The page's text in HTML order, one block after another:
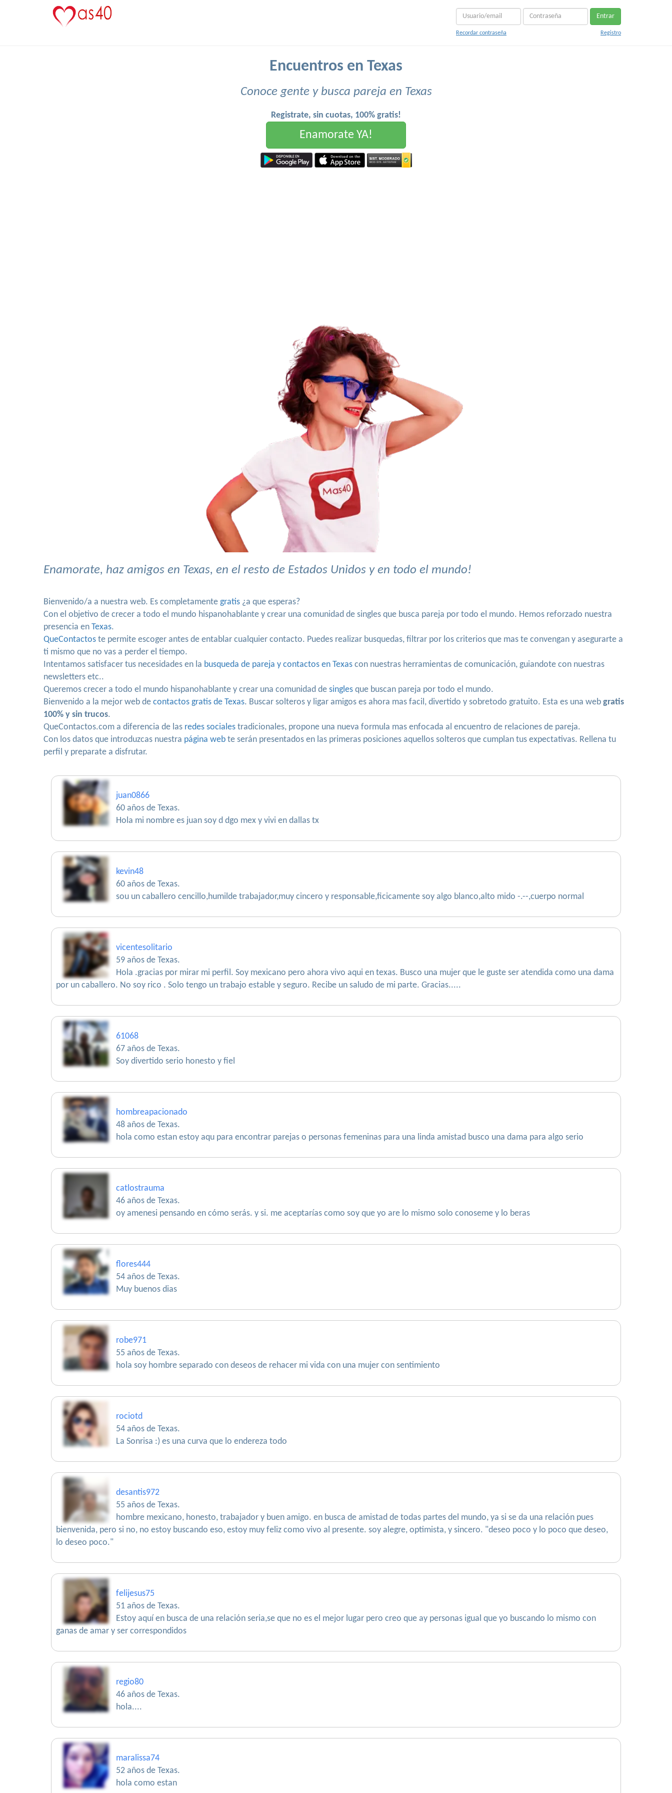
Entrar
Recordar contraseña Registro
Encuentros en Texas
Conoce gente y busca pareja en Texas
Registrate, sin cuotas, 100% gratis!
Enamorate YA!
Enamorate, haz amigos en Texas, en el resto de Estados Unidos y en todo el mundo!
Bienvenido/a a nuestra web. Es completamente gratis ¿a que esperas?
Con el objetivo de crecer a todo el mundo hispanohablante y crear una comunidad de singles que busca pareja por todo el mundo. Hemos reforzado nuestra
presencia en Texas.
QueContactos te permite escoger antes de entablar cualquier contacto. Puedes realizar busquedas, filtrar por los criterios que mas te convengan y asegurarte a
ti mismo que no vas a perder el tiempo.
Intentamos satisfacer tus necesidades en la busqueda de pareja y contactos en Texas con nuestras herramientas de comunicación, guiandote con nuestras
newsletters etc..
Queremos crecer a todo el mundo hispanohablante y crear una comunidad de singles que buscan pareja por todo el mundo.
Bienvenido a la mejor web de contactos gratis de Texas. Buscar solteros y ligar amigos es ahora mas facil, divertido y sobretodo gratuito. Esta es una web gratis
100% y sin trucos.
QueContactos.com a diferencia de las redes sociales tradicionales, propone una nueva formula mas enfocada al encuentro de relaciones de pareja.
Con los datos que introduzcas nuestra página web te serán presentados en las primeras posiciones aquellos solteros que cumplan tus expectativas. Rellena tu
perfil y preparate a disfrutar.
juan0866
60 años de Texas.
Hola mi nombre es juan soy d dgo mex y vivi en dallas tx
kevin48
60 años de Texas.
sou un caballero cencillo,humilde trabajador,muy cincero y responsable,ficicamente soy algo blanco,alto mido -.--,cuerpo normal
vicentesolitario
59 años de Texas.
Hola .gracias por mirar mi perfil. Soy mexicano pero ahora vivo aqui en texas. Busco una mujer que le guste ser atendida como una dama
por un caballero. No soy rico . Solo tengo un trabajo estable y seguro. Recibe un saludo de mi parte. Gracias.....
61068
67 años de Texas.
Soy divertido serio honesto y fiel
hombreapacionado
48 años de Texas.
hola como estan estoy aqu para encontrar parejas o personas femeninas para una linda amistad busco una dama para algo serio
catlostrauma
46 años de Texas.
oy amenesi pensando en cómo serás. y si. me aceptarías como soy que yo are lo mismo solo conoseme y lo beras
flores444
54 años de Texas.
Muy buenos dias
robe971
55 años de Texas.
hola soy hombre separado con deseos de rehacer mi vida con una mujer con sentimiento
rociotd
54 años de Texas.
La Sonrisa :) es una curva que lo endereza todo
desantis972
55 años de Texas.
hombre mexicano, honesto, trabajador y buen amigo. en busca de amistad de todas partes del mundo, ya si se da una relación pues
bienvenida, pero si no, no estoy buscando eso, estoy muy feliz como vivo al presente. soy alegre, optimista, y sincero. "deseo poco y lo poco que deseo,
lo deseo poco."
felijesus75
51 años de Texas.
Estoy aquí en busca de una relación seria,se que no es el mejor lugar pero creo que ay personas igual que yo buscando lo mismo con
ganas de amar y ser correspondidos
regio80
46 años de Texas.
hola....
maralissa74
52 años de Texas.
hola como estan